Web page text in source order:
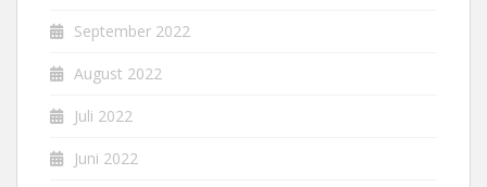
September 2022
August 2022
Juli 2022
Juni 2022